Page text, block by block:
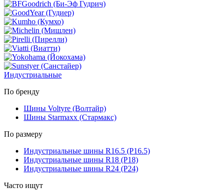
Индустриальные
По бренду
Шины Voltyre (Волтайр)
Шины Starmaxx (Стармакс)
По размеру
Индустриальные шины R16.5 (Р16.5)
Индустриальные шины R18 (Р18)
Индустриальные шины R24 (Р24)
Часто ищут